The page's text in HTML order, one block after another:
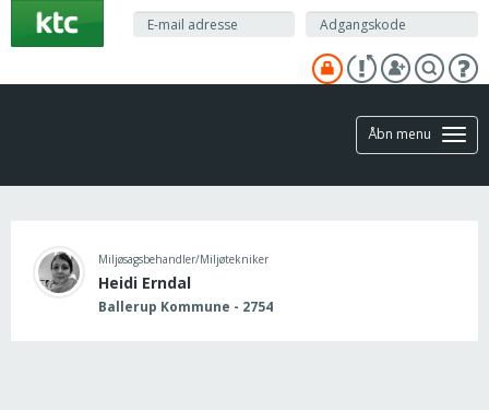
hovedindhold
Åbn menu
Miljøsagsbehandler/Miljøtekniker
Heidi Erndal
Ballerup Kommune - 2754